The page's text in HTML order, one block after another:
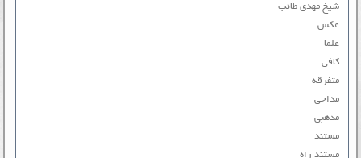
شیخ مهدی طائب
عکس
علما
کافی
متفرقه
مداحی
مذهبی
مستند
مستند راه